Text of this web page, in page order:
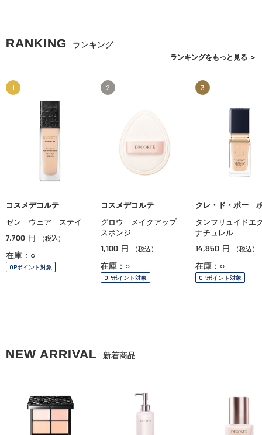
RANKING ランキング
ランキングをもっと見る ＞
1
コスメデコルテ
ゼン ウェア ステイ
7,700 円 （税込）
在庫：○
OPポイント対象
2
コスメデコルテ
グロウ メイクアップ
スポンジ
1,100 円 （税込）
在庫：○
OPポイント対象
3
クレ・ド・ポー
タンフリュイド
ナチュレル
14,850 円 （税込）
在庫：○
OPポイント対象
NEW ARRIVAL 新着商品